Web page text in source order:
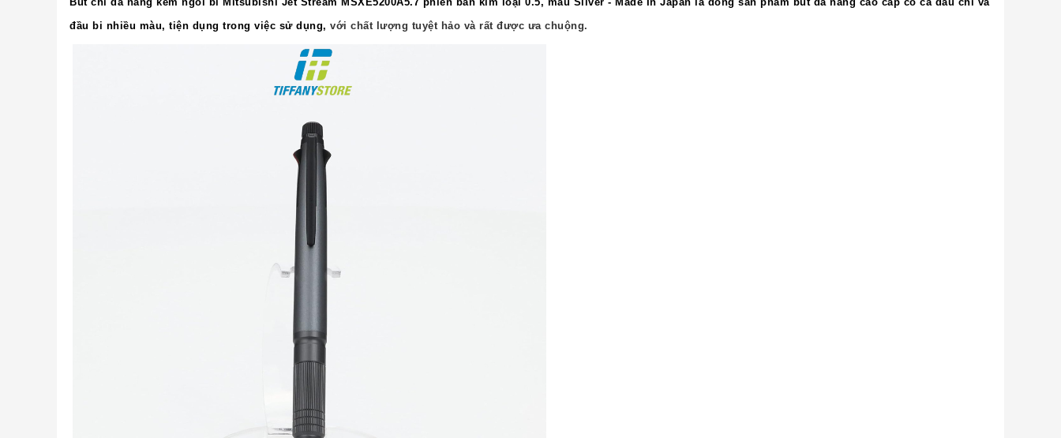
đầu bi nhiều màu, tiện dụng trong việc sử dụng, với chất lượng tuyệt hảo và rất được ưa chuộng.